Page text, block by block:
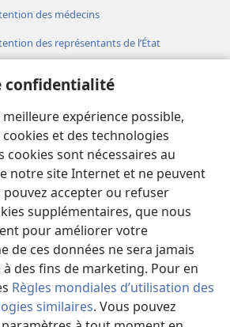
confidentialité
expérience possible,
et des technologies
cookies sont nécessaires au
notre site Internet et ne peuvent
pouvez accepter ou refuser
supplémentaires, que nous
pour améliorer votre
de ces données ne sera jamais
des fins de marketing. Pour en
Règles mondiales d’utilisation des
similaires. Vous pouvez
des médecins
des représentants de l’État